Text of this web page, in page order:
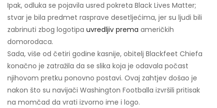
Ipak, odluka se pojavila usred pokreta Black Lives Matter;
stvar je bila predmet rasprave desetljećima, jer su ljudi bili
zabrinuti zbog logotipa uvredljiv prema američkih
domorodaca.
Sada, više od četiri godine kasnije, obitelj Blackfeet Chiefa
konačno je zatražila da se slika koja je odavala počast
njihovom pretku ponovno postavi. Ovaj zahtjev došao je
nakon što su navijači Washington Footballa izvršili pritisak
na momčad da vrati izvorno ime i logo.